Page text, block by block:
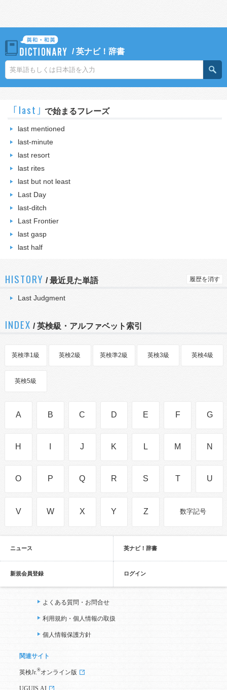
/英ナビ！辞書
｢last｣ で始まるフレーズ
last mentioned
last-minute
last resort
last rites
last but not least
Last Day
last-ditch
Last Frontier
last gasp
last half
HISTORY /最近見た単語 履歴を消す
Last Judgment
INDEX / 英検級・アルファベット索引
英検準1級 英検2級 英検準2級 英検3級 英検4級
英検5級
A B C D E F G
H J K L M N
O P Q R S T U
V W X Y Z 数字記号
ニュース 英ナビ！辞書
新規会員登録 ログイン
よくある質問・お問合せ
利用規約・個人情報の取扱
個人情報保護方針
関連サイト
英検Jr. ®オンライン版
UGUIS.AI